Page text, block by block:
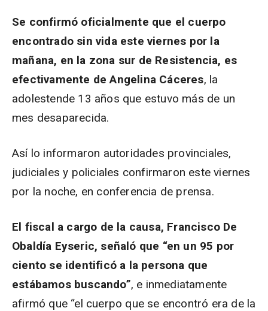
Se confirmó oficialmente que el cuerpo
encontrado sin vida este viernes por la
mañana, en la zona sur de Resistencia, es
efectivamente de Angelina Cáceres, la
adolestende 13 años que estuvo más de un
mes desaparecida.
Así lo informaron autoridades provinciales,
judiciales y policiales confirmaron este viernes
por la noche, en conferencia de prensa.
El fiscal a cargo de la causa, Francisco De
Obaldía Eyseric, señaló que “en un 95 por
ciento se identificó a la persona que
estábamos buscando”, e inmediatamente
afirmó que “el cuerpo que se encontró era de la